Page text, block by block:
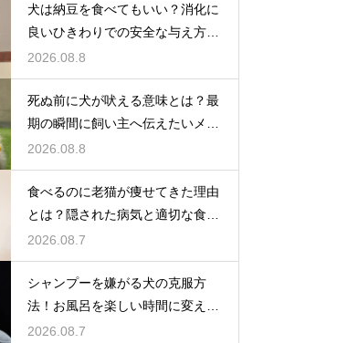
犬は納豆を食べてもいい？消化に
良いひきわりでの安全な与え方を
解説
2026.08.8
死ぬ前に犬が吠える意味とは？最
期の瞬間に飼い主へ伝えたいメッ
セージ
2026.08.8
食べるのに老猫が痩せてきた理由
とは？隠された病気と適切な食事
ケア
2026.08.7
シャンプーを嫌がる犬の克服方
法！お風呂を楽しい時間に変える
魔法
2026.08.7